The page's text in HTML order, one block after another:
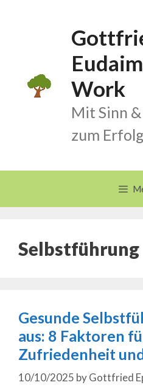
Work
Mit Sinn
zum Erfolg
Selbstführung
Gesunde
aus: 8 Faktoren
Zufriedenheit
10/10/2025 byGottfried